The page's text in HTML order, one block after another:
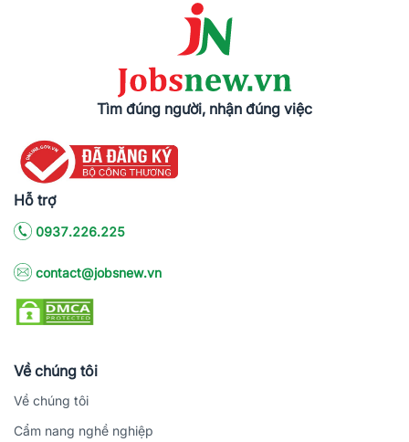
Tìm đúng người, nhận đúng việc
Hỗ trợ
0937.226.225
contact@jobsnew.vn
Về chúng tôi
Về chúng tôi
Cẩm nang nghề nghiệp